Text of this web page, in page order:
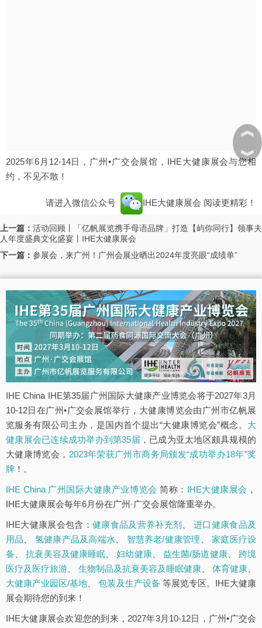
2025年6月12-14日，广州•广交会展馆，IHE大健康展会与您相
约，不见不散！
请进入微信公众号 IHE大健康展会 阅读更精彩！
上一篇： 活动回顾丨「亿帆展览携手母语品牌」打造【屿你同行】领事夫
人年度盛典文化盛宴丨IHE大健康展会
下一篇： 参展会，来广州！广州会展业晒出2024年度亮眼“成绩单”
IHE China IHE第35届广州国际大健康产业博览会将于2027年3月
10-12日在广州•广交会展馆举行，大健康博览会由广州市亿帆展
览服务有限公司主办，是国内首个提出“大健康博览会”概念。 大
健康展会已连续成功举办到第35届 ，已成为亚太地区颇具规模的
大健康博览会， 2023年荣获广州市商务局颁发“成功举办18年”奖
牌 ！。
IHE China 广州国际大健康产业博览会 简称： IHE大健康展会 ，
IHE大健康展会每年6月份在广州·广交会展馆隆重举办。
IHE大健康展会包含： 健康食品及营养补充剂 、进口健康食品及
用品
氢健康产品及高端水 智慧养老/健康管理 、家庭医疗设
备 、抗衰美容及健康睡眠 、妇幼健康、 益生菌/肠道健康、 跨境
医疗及医疗旅游
生物制品及抗衰美容及睡眠健康 体育健康
大健康产业园区/基地 、包装及生产设备 等展览专区。IHE大健康
展会期待您的到来！
IHE大健康展会欢迎您的到来，2027年3月10-12日，广州•广交会
︽
︾